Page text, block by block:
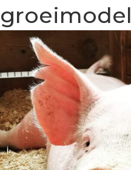
groeimodel